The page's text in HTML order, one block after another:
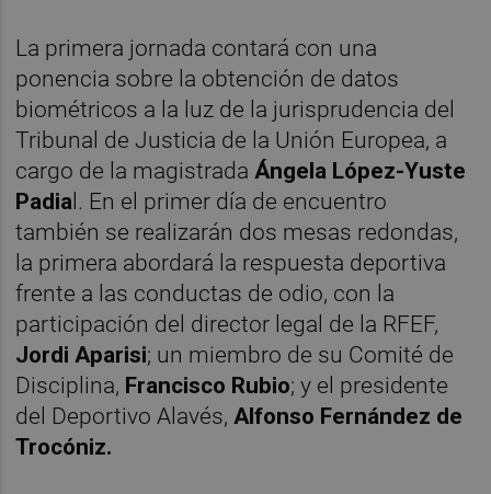
La primera jornada contará con una
ponencia sobre la obtención de datos
biométricos a la luz de la jurisprudencia del
Tribunal de Justicia de la Unión Europea, a
cargo de la magistrada Ángela López-Yuste
Padia l. En el primer día de encuentro
también se realizarán dos mesas redondas,
la primera abordará la respuesta deportiva
frente a las conductas de odio, con la
participación del director legal de la RFEF,
Jordi Aparisi; un miembro de su Comité de
Disciplina, Francisco Rubio; y el presidente
del Deportivo Alavés,Alfonso Fernández de
Trocóniz.